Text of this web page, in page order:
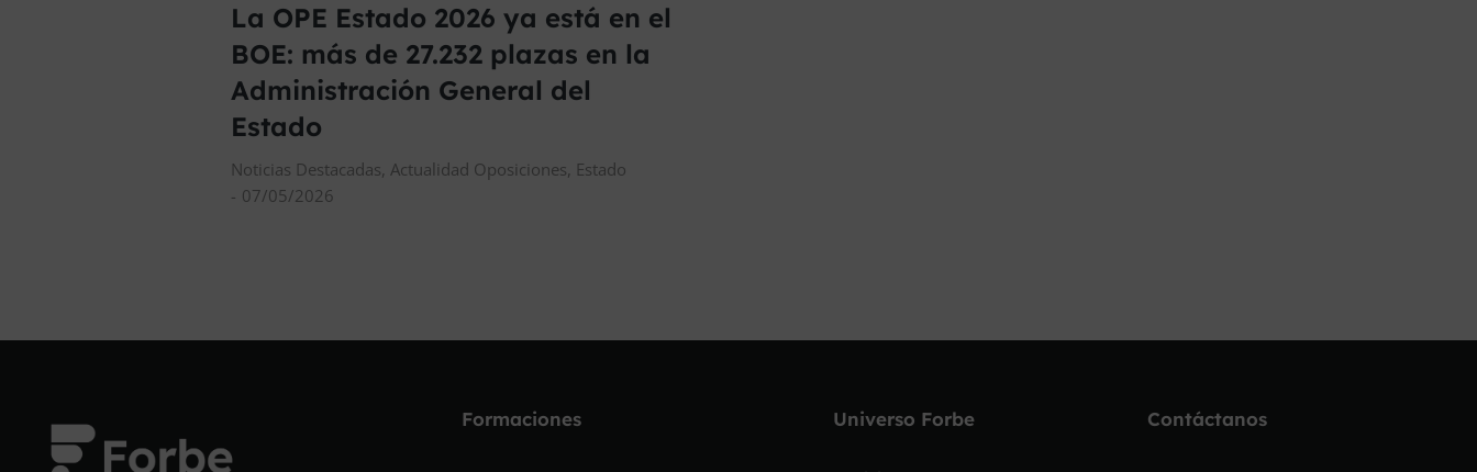
La OPE Estado 2026 ya está en el
BOE: más de 27.232 plazas en la
Administración General del
Estado
Noticias Destacadas, Actualidad Oposiciones, Estado
07/05/2026
Formaciones Universo Forbe Contáctanos